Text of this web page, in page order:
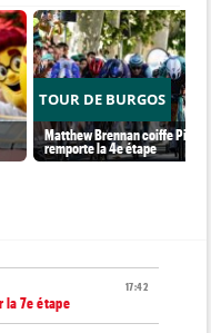
TOUR DE BURGOS
Matthew Brennan coiffe Pithie
remporte la 4e étape
17:42
la 7e étape